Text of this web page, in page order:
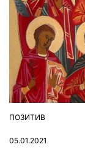
ОПУБЛІКУВАТИ
ПОЗИТИВ
05.01.2021